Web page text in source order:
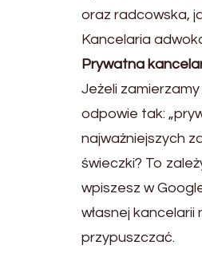
oraz radcowska,
Kancelaria
Prywatna
Jeżeli
odpowie tak:
najważniejszych
świeczki? To
wpiszesz w
własnej
przypuszczać.